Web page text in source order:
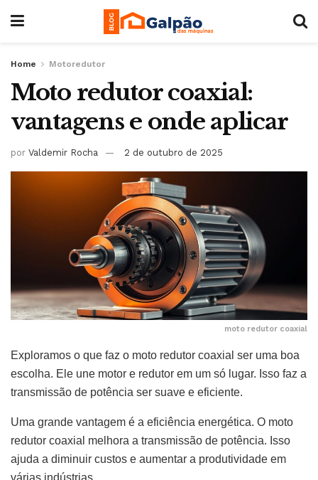
Home Motoredutor
Moto redutor coaxial:
vantagens e onde aplicar
por Valdemir Rocha 2 de outubro de 2025
moto redutor coaxial
Exploramos o que faz o moto redutor coaxial ser uma boa
escolha. Ele une motor e redutor em um só lugar. Isso faz a
transmissão de potência ser suave e eficiente.
Uma grande vantagem é a eficiência energética. O moto
redutor coaxial melhora a transmissão de potência. Isso
ajuda a diminuir custos e aumentar a produtividade em